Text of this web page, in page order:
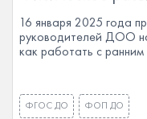
16 января 2025 года
руководителей ДОО
как работать с
ФГОС ДО ФОП ДО